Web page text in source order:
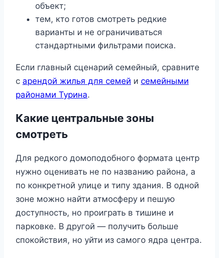
объект;
тем, кто готов смотреть редкие
варианты и не ограничиваться
стандартными фильтрами поиска.
Если главный сценарий семейный, сравните
с арендой жилья для семей и семейными
районами Турина.
Какие центральные зоны
смотреть
Для редкого домоподобного формата центр
нужно оценивать не по названию района, а
по конкретной улице и типу здания. В одной
зоне можно найти атмосферу и пешую
доступность, но проиграть в тишине и
парковке. В другой — получить больше
спокойствия, но уйти из самого ядра центра.